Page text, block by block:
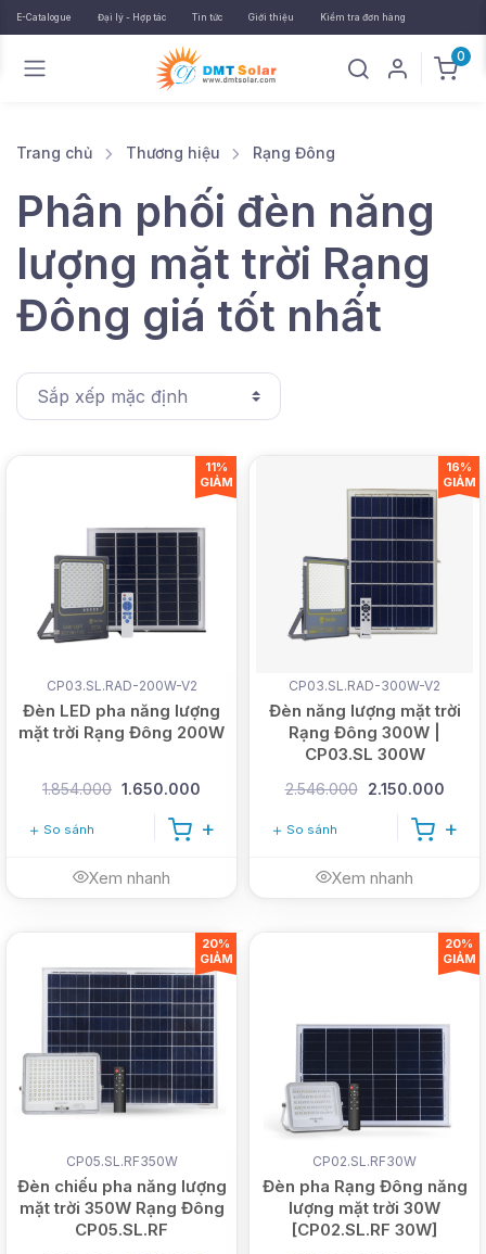
E-Catalogue Đại lý - Hợp tác Tin tức Giới thiệu Kiểm tra đơn hàng
0
Trang chủ Thương hiệu Rạng Đông
Phân phối đèn năng
lượng mặt trời Rạng
Đông giá tốt nhất
CP03.SL.RAD-200W-V2
Đèn LED pha năng lượng
mặt trời Rạng Đông 200W
1.854.000 1.650.000
So sánh
Xem nhanh
11%
GIẢM
CP03.SL.RAD-300W-V2
Đèn năng lượng mặt trời
Rạng Đông 300W |
CP03.SL 300W
2.546.000 2.150.000
So sánh
Xem nhanh
16%
GIẢM
CP05.SL.RF350W
Đèn chiếu pha năng lượng
mặt trời 350W Rạng Đông
CP05.SL.RF
20%
GIẢM
CP02.SL.RF30W
Đèn pha Rạng Đông năng
lượng mặt trời 30W
[CP02.SL.RF 30W]
20%
GIẢM